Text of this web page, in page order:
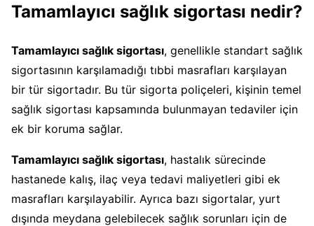
Tamamlayıcı sağlık sigortası nedir?
Tamamlayıcı sağlık sigortası, genellikle standart sağlık
sigortasının karşılamadığı tıbbi masrafları karşılayan
bir tür sigortadır. Bu tür sigorta poliçeleri, kişinin temel
sağlık sigortası kapsamında bulunmayan tedaviler için
ek bir koruma sağlar.
Tamamlayıcı sağlık sigortası, hastalık sürecinde
hastanede kalış, ilaç veya tedavi maliyetleri gibi ek
masrafları karşılayabilir. Ayrıca bazı sigortalar, yurt
dışında meydana gelebilecek sağlık sorunları için de